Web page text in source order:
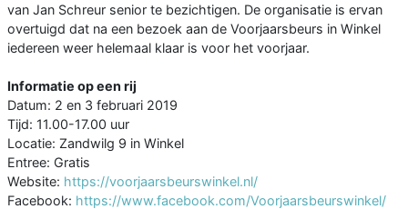
van Jan Schreur senior te bezichtigen. De organisatie is ervan
overtuigd dat na een bezoek aan de Voorjaarsbeurs in Winkel
iedereen weer helemaal klaar is voor het voorjaar.
Informatie op een rij
Datum: 2 en 3 februari 2019
Tijd: 11.00-17.00 uur
Locatie: Zandwilg 9 in Winkel
Entree: Gratis
Website: https://voorjaarsbeurswinkel.nl/
Facebook: https://www.facebook.com/Voorjaarsbeurswinkel/